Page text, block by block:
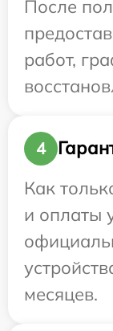
После
работ,
4
Как
и оплаты
месяцев.